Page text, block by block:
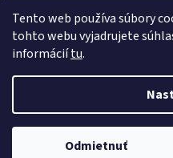
Tento web používa súbory
tohto webu vyjadrujete
informáciítu.
Odmietnuť
Copyright 2026